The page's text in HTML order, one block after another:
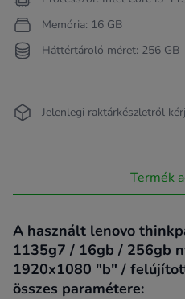
Memória: 16 GB
Háttértároló méret: 256 GB
Jelenlegi raktárkészletről
Termék
A használt lenovo
1135g7 / 16gb / 256gb
1920x1080 "b" /
összes paramétere: